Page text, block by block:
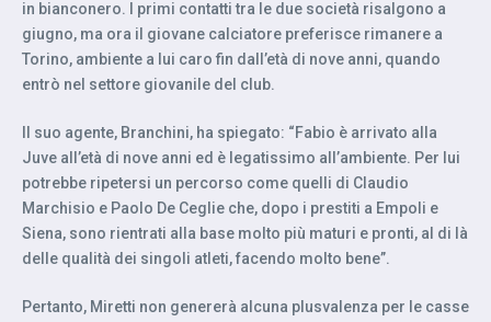
in bianconero. I primi contatti tra le due società risalgono a
giugno, ma ora il giovane calciatore preferisce rimanere a
Torino, ambiente a lui caro fin dall’età di nove anni, quando
entrò nel settore giovanile del club.
Il suo agente, Branchini, ha spiegato: “Fabio è arrivato alla
Juve all’età di nove anni ed è legatissimo all’ambiente. Per lui
potrebbe ripetersi un percorso come quelli di Claudio
Marchisio e Paolo De Ceglie che, dopo i prestiti a Empoli e
Siena, sono rientrati alla base molto più maturi e pronti, al di là
delle qualità dei singoli atleti, facendo molto bene”.
Pertanto, Miretti non genererà alcuna plusvalenza per le casse